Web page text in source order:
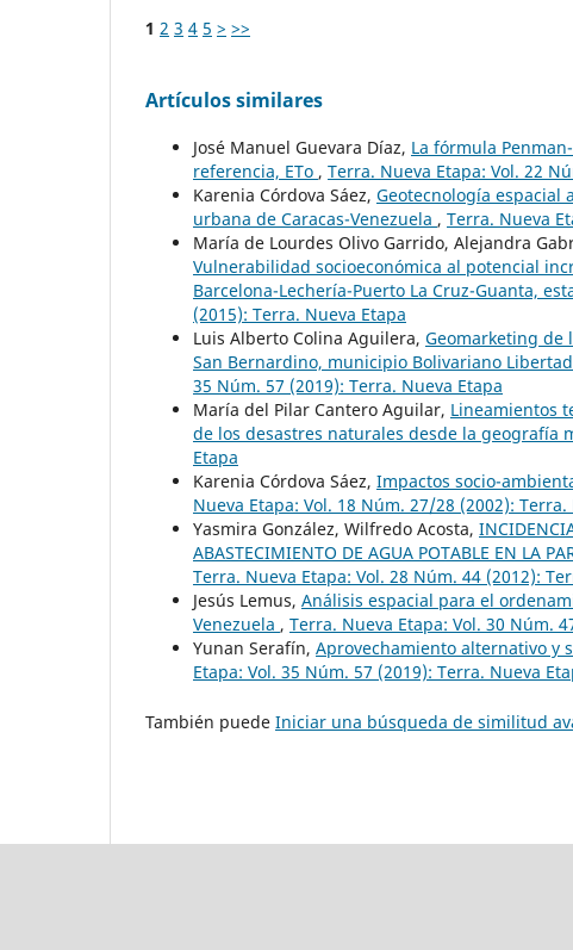
1 2 3 4 5 > >>
Artículos similares
José Manuel Guevara Díaz, La fórmula
referencia, ETo , Terra. Nueva Etapa: Vol. 22
Karenia Córdova Sáez, Geotecnología espacial
urbana de Caracas-Venezuela , Terra. Nueva
María de Lourdes Olivo Garrido, Alejandra
Vulnerabilidad socioeconómica al potencial
Barcelona-Lechería-Puerto La Cruz-Guanta,
(2015): Terra. Nueva Etapa
Luis Alberto Colina Aguilera, Geomarketing de
San Bernardino, municipio Bolivariano
35 Núm. 57 (2019): Terra. Nueva Etapa
María del Pilar Cantero Aguilar, Lineamientos
de los desastres naturales desde la geografía
Etapa
Karenia Córdova Sáez, Impactos socio-
Nueva Etapa: Vol. 18 Núm. 27/28 (2002): Terra.
Yasmira González, Wilfredo Acosta,
ABASTECIMIENTO DE AGUA POTABLE EN LA
Terra. Nueva Etapa: Vol. 28 Núm. 44 (2012):
Jesús Lemus, Análisis espacial para el
Venezuela , Terra. Nueva Etapa: Vol. 30 Núm.
Yunan Serafín, Aprovechamiento alternativo y
Etapa: Vol. 35 Núm. 57 (2019): Terra. Nueva
También puede Iniciar una búsqueda de similitud